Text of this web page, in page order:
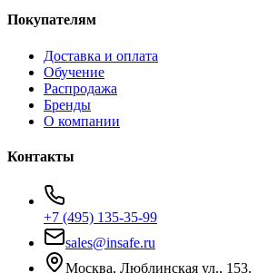
Покупателям
Доставка и оплата
Обучение
Распродажа
Бренды
О компании
Контакты
+7 (495) 135-35-99
sales@insafe.ru
Москва, Люблинская ул., 153.